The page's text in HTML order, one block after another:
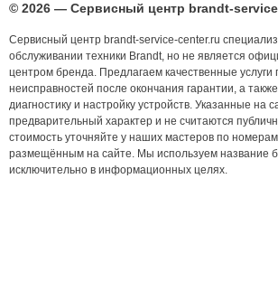
© 2026 — Сервисный центр brandt-
Сервисный центр brandt-service-center.ru
обслуживании техники Brandt, но не является
центром бренда. Предлагаем качественные услуги
неисправностей после окончания гарантии, а
диагностику и настройку устройств. Указанные на
предварительный характер и не считаются
стоимость уточняйте у наших мастеров по
размещённым на сайте. Мы используем название
исключительно в информационных целях.